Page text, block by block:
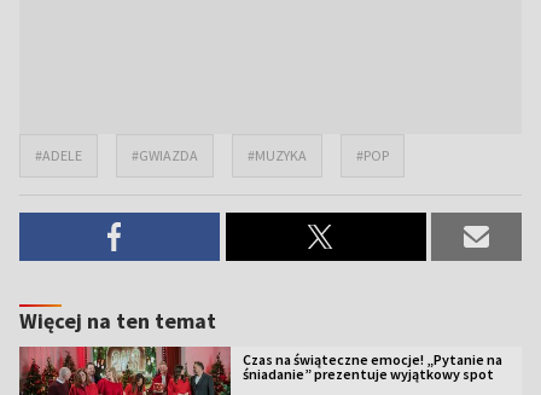
#ADELE #GWIAZDA #MUZYKA #POP
Więcej na ten temat
Czas na świąteczne emocje! „Pytanie na
śniadanie” prezentuje wyjątkowy spot